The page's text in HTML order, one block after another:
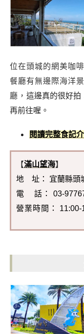
位在頭城的網美咖
餐廳有無邊際海洋
廳， 這邊真的很好拍
再前往喔。
閱讀完整食記
【滿山望海】
地 址： 宜蘭縣頭
電 話：
03-
營業時間：
11:00-